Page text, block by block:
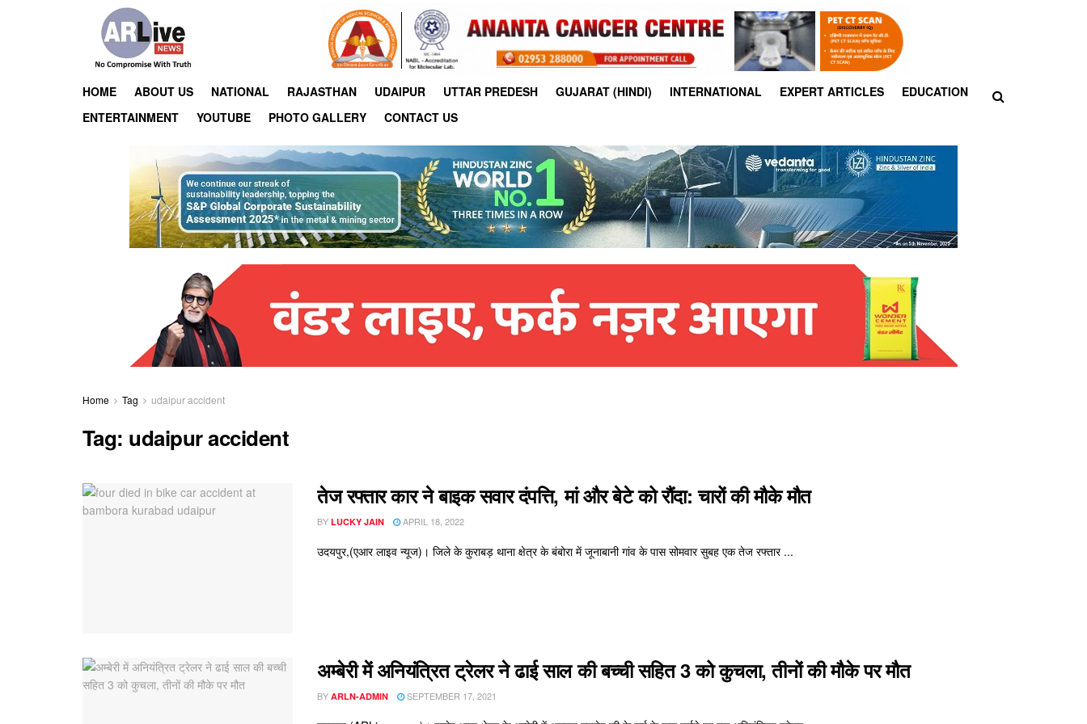
HOME ABOUT US NATIONAL RAJASTHAN UDAIPUR UTTAR PREDESH GUJARAT (HINDI) INTERNATIONAL EXPERT ARTICLES
EDUCATION
ENTERTAINMENT
YOUTUBE PHOTO GALLERY CONTACT US
Home Tag udaipur accident
Tag: udaipur accident
तेज रफ्तार कार ने बाइक सवार दंपत्ति, मां और बेटे को रौंदा: चारों की मौके मौत
BY LUCKY JAIN APRIL 18, 2022
उदयपुर,(एआर लाइव न्यूज)। जिले के कुराबड़ थाना क्षेत्र के बंबोरा में जूनाबानी गांव के पास सोमवार सुबह एक तेज रफ्तार ...
अम्बेरी में अनियंत्रित ट्रेलर ने ढाई साल की बच्ची सहित 3 को कुचला, तीनों की मौके पर मौत
BY ARLN-ADMIN SEPTEMBER 17, 2021